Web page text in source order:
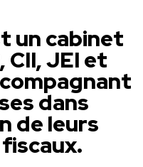
un cabinet
CII, JEI et
dans
de leurs